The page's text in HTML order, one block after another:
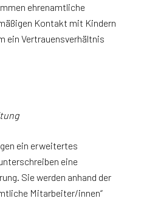
ehrenamtliche
Kontakt mit Kindern
ein Vertrauensverhältnis
ein erweitertes
eine
Sie werden anhand der
Mitarbeiter/innen“